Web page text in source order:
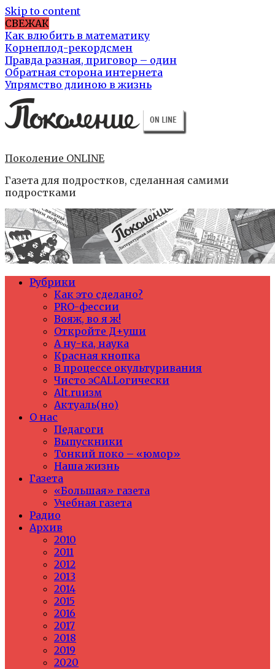
Skip to content
СВЕЖАК
Как влюбить в математику
Корнеплод-рекордсмен
Правда разная, приговор – один
Обратная сторона интернета
Упрямство длиною в жизнь
Поколение ONLINE
Газета для подростков, сделанная самими
подростками
Рубрики
Как это сделано?
PRO-фессии
Вояж, во я ж!
Откройте Д+уши
А ну-ка, наука
Красная кнопка
В процессе окультуривания
Чисто эCALLогически
Alt.ruизм
Актуаль(но)
О нас
Педагоги
Выпускники
Тонкий поко – «юмор»
Наша жизнь
Газета
«Большая» газета
Учебная газета
Радио
Архив
2010
2011
2012
2013
2014
2015
2016
2017
2018
2019
2020